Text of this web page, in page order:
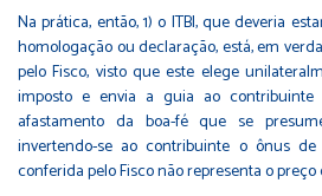
Na prática, então, 1) o ITBI, que deveria
homologação ou declaração, está, em
pelo Fisco, visto que este elege
imposto e envia a guia ao
afastamento da boa-fé que se
invertendo-se ao contribuinte o ônus
conferida pelo Fisco não representa o